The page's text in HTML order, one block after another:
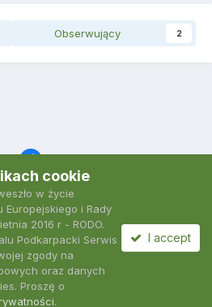
Obserwujący 2
Kontakt
Serwis Wędkarski
cookie
w życie
Europejskiego i Rady
2016 r - RODO.
Podkarpacki Serwis
zgody na
oraz danych
Proszę o
.
I accept